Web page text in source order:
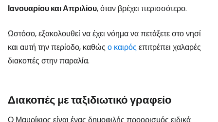
Ιανουαρίου και Απριλίου, όταν βρέχει περισσότερο.
Ωστόσο, εξακολουθεί να έχει νόημα να πετάξετε στο νησί
και αυτή την περίοδο, καθώς ο καιρός επιτρέπει χαλαρές
διακοπές στην παραλία.
Διακοπές με ταξιδιωτικό γραφείο